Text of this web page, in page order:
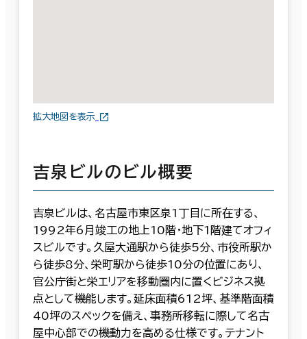
拡大地図を表示
吉泉ビルのビル概要
吉泉ビルは、名古屋市東区泉1丁目に所在する、
1992年6月竣工の地上10階・地下1階建てオフィ
スビルです。久屋大通駅から徒歩5分、市役所駅か
ら徒歩8分、栄町駅から徒歩10分の位置にあり、
官公庁街と栄エリアを移動圏内に置くビジネス拠
点として機能します。延床面積612坪、基準階面積
40坪のスペックを備え、事務所移転に際して名古
屋中心部での機動力を高める仕様です。テナント